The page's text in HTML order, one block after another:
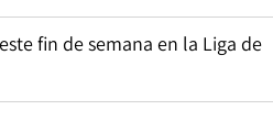
fin de semana en la Liga de